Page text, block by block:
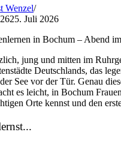
Wenzel
25. Juli 2026
jung und mitten im
Deutschlands, das
See vor der Tür. Genau
es leicht, in Bochum
Orte kennst und den